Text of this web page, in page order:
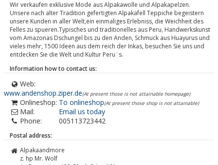
Wir verkaufen exklusive Mode aus Alpakawolle und Alpakapelzen.
Unsere nach alter Tradition gefertigten Alpakafell Teppiche begeistern
unsere Kunden in aller Welt,ein einmaliges Erlebniss, die Weichheit des
Felles zu spueren.Typisches und traditionelles aus Peru, Handwerkskunst
vom Amazonas Dschungel bis zu den Anden, Schmuck aus Huayurus und
vieles mehr, 1500 Ideen aus dem reich der Inkas, besuchen Sie uns und
entdecken Sie die Welt und Kultur Peru¨s.
Information how to contact us:
Web:
www.andenshop.ziper.de(At present those is not attainable homepage)
Onlineshop: To onlineshop(At present those shop is not attainable)
Mail:
Email us today
Phone:
005113723442
Postal address:
Alpakaandmore
z. hp Mr. Wolf